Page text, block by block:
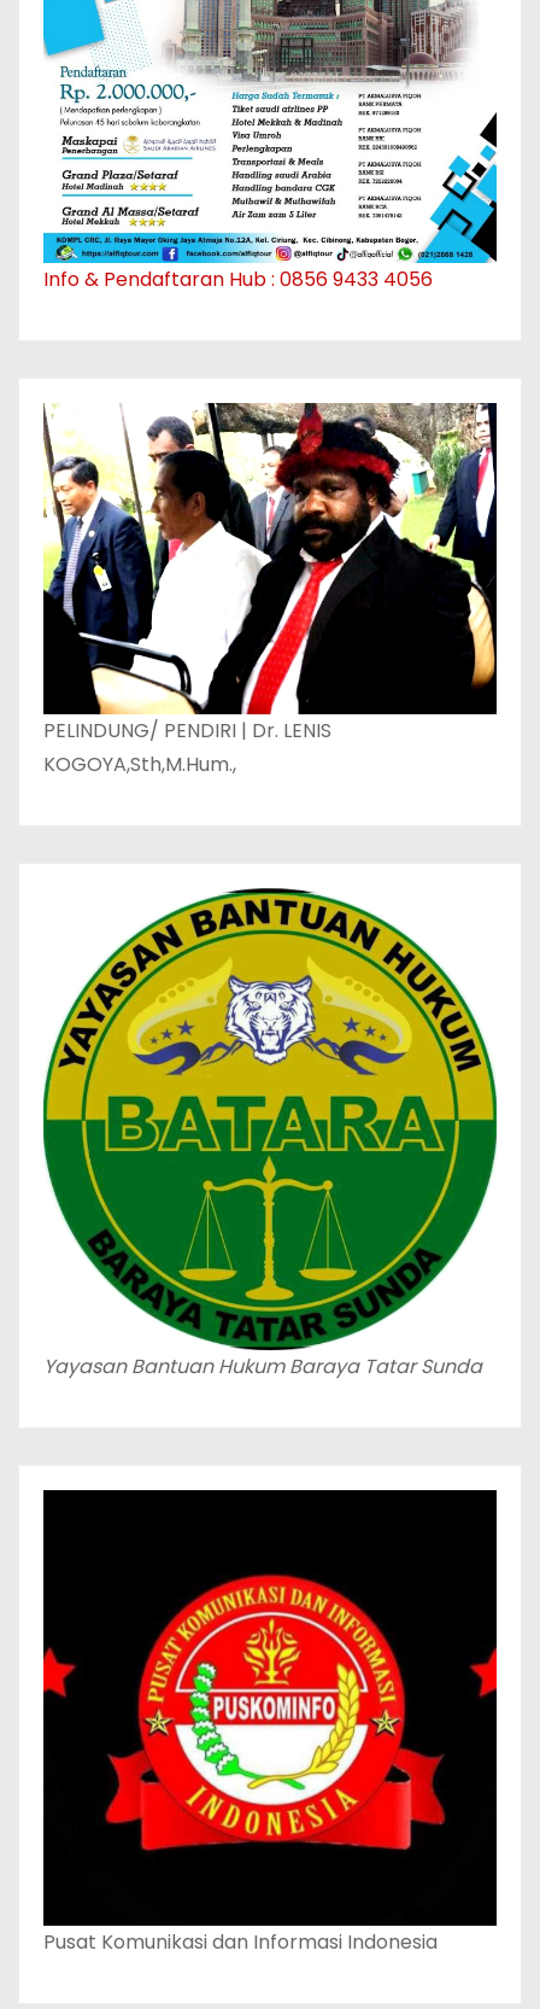
Info & Pendaftaran Hub : 0856 9433 4056
PELINDUNG/ PENDIRI | Dr. LENIS
KOGOYA,Sth,M.Hum.,
Yayasan Bantuan Hukum Baraya Tatar Sunda
Pusat Komunikasi dan Informasi Indonesia